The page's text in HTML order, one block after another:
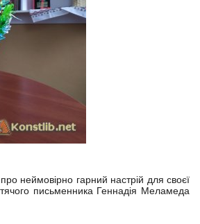
неймовірно гарний настрій для своєї
письменника Геннадія Меламеда